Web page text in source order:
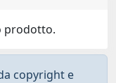
prodotto.
copyright e